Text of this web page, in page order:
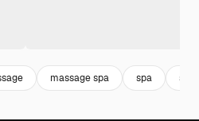
massage spa spa soin